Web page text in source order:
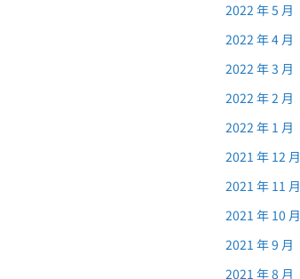
2022 年 5 月
2022 年 4 月
2022 年 3 月
2022 年 2 月
2022 年 1 月
2021 年 12 月
2021 年 11 月
2021 年 10 月
2021 年 9 月
2021 年 8 月